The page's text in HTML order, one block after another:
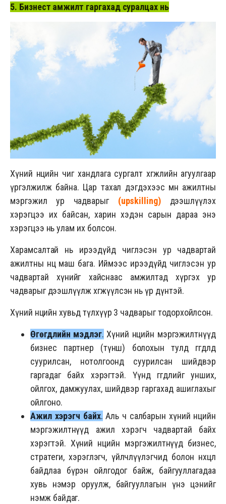
5. Бизнест амжилт гаргахад суралцах нь
Хүний нөөцийн чиг хандлага сургалт хөгжлийн агуулгаар
үргэлжилж байна. Цар тахал дэгдэхээс өмнө ажилтны
мэргэжил ур чадварыг (upskilling) дээшлүүлэх
хэрэгцээ их байсан, харин хэдэн сарын дараа энэ
хэрэгцээ нь улам их болсон.
Харамсалтай нь ирээдүйд чиглэсэн ур чадвартай
ажилтны нөөц маш бага. Иймээс ирээдүйд чиглэсэн ур
чадвартай хүнийг хайснаас амжилтад хүргэх ур
чадварыг дээшлүүлж хөгжүүлсэн нь үр дүнтэй.
Хүний нөөцийн хувьд түлхүүр 3 чадварыг тодорхойлсон.
Өгөгдлийн мэдлэг. Хүний нөөцийн мэргэжилтнүүд
бизнес партнер (түнш) болохын тулд өгөгдөлд
суурилсан, нотолгоонд суурилсан шийдвэр
гаргадаг байх хэрэгтэй. Үүнд өгөгдлийг унших,
ойлгох, дамжуулах, шийдвэр гаргахад ашиглахыг
ойлгоно.
Ажил хэрэгч байх. Аль ч салбарын хүний нөөцийн
мэргэжилтнүүд ажил хэрэгч чадвартай байх
хэрэгтэй. Хүний нөөцийн мэргэжилтнүүд бизнес,
стратеги, хэрэглэгч, үйлчлүүлэгчид болон нөхцөл
байдлаа бүрэн ойлгодог байж, байгууллагадаа
хувь нэмэр оруулж, байгууллагын үнэ цэнийг
нэмж байдаг.